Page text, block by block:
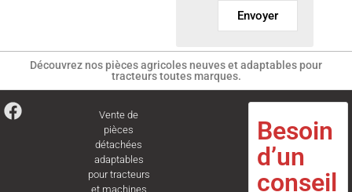
Envoyer
Découvrez nos pièces agricoles neuves et adaptables pour
tracteurs toutes marques.
Vente de
pièces
détachées
adaptables
pour tracteurs
et machines
Besoin
d’un
conseil